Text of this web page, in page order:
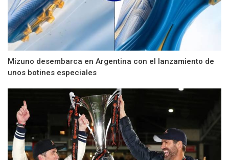
Mizuno desembarca en Argentina con el lanzamiento de
unos botines especiales